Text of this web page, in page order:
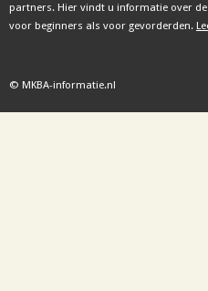
partners. Hier vindt u informatie over de
voor beginners als voor gevorderden.
© MKBA-informatie.nl